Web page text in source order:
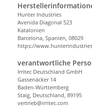
Hunter Industries
Avenida Diagonal 523
Katalonien
Barcelona, Spanien, 08029
https://
verantwortliche
Irritec Deutschland GmbH
Gassenäcker 14
Baden-Württemberg
Staig, Deutschland, 89195
vertrieb@irritec.com